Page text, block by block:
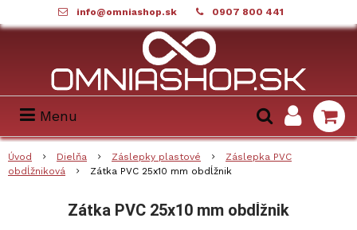
info@omniashop.sk 0907 800 441
Menu
Úvod Dielňa Záslepky plastové
Záslepka PVC
obdĺžniková
Zátka PVC 25x10 mm obdĺžnik
Zátka PVC 25x10 mm obdĺžnik